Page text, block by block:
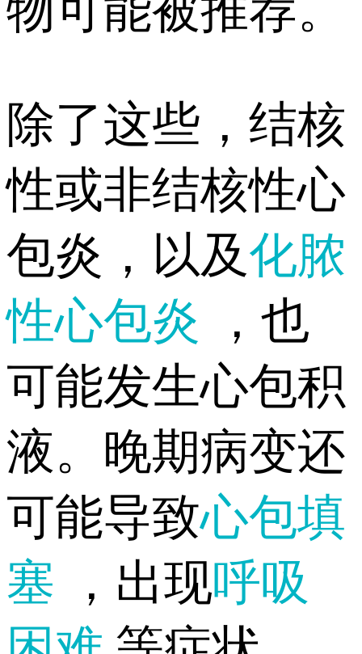
除了这些，结核
性或非结核性心
包炎，以及化脓
性心包炎
，也
可能发生心包积
液。晚期病变还
可能导致心包填
塞
，出现呼吸